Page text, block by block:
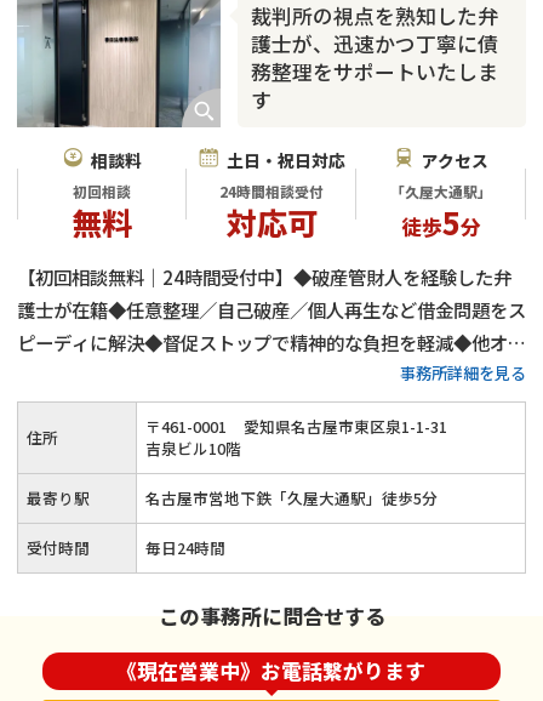
裁判所の視点を熟知した弁
護士が、迅速かつ丁寧に債
務整理をサポートいたしま
す
相談料
初回相談
無料
土日・祝日対応
24時間相談受付
対応可
アクセス
「久屋大通駅」
徒歩5分
【初回相談無料｜24時間受付中】◆破産管財人を経験した弁
護士が在籍◆任意整理／自己破産／個人再生など借金問題をス
ピーディに解決◆督促ストップで精神的な負担を軽減◆他オフ
ィスとの連携でよりよい解決へ◎≪土日祝日のご相談／オンラ
イン相談も対応≫
事務所詳細を見る
住所 〒461-0001
愛知県名古屋市東区泉1-1-31
吉泉ビル10階
最寄り駅 名古屋市営地下鉄「久屋大通駅」徒歩5分
受付時間 毎日24時間
この事務所に問合せする
《現在営業中》お電話繋がります